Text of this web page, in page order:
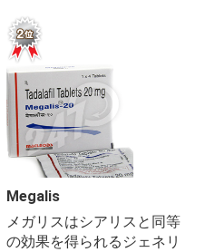
Megalis
メガリスはシアリスと同等
の効果を得られるジェネリ